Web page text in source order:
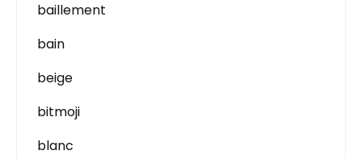
baillement
bain
beige
bitmoji
blanc